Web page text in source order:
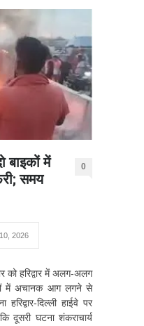
बाइकों में
समय
0
2026
को हरिद्वार में अलग-अलग
में अचानक आग लगने से
दिल्ली हाईवे पर
दूसरी घटना शंकराचार्य